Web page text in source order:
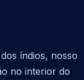
índios, nosso
no interior do